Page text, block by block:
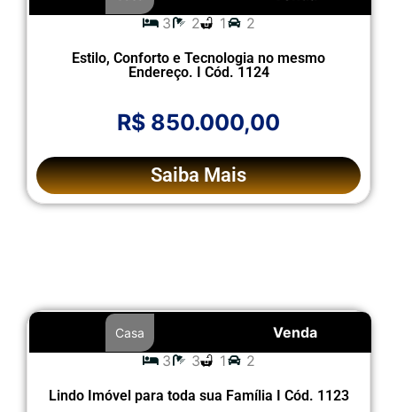
3 2 1 2
Estilo, Conforto e Tecnologia no mesmo
Endereço. I Cód. 1124
R$ 850.000,00
Saiba Mais
Venda
Casa
3 3 1 2
Lindo Imóvel para toda sua Família I Cód. 1123